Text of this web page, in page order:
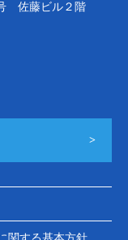
佐藤ビル２階
>